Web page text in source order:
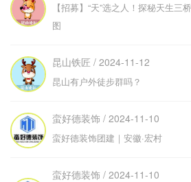
【招募】“天”选之人！探秘天生三
图
昆山铁匠 / 2024-11-12
昆山有户外徒步群吗？
蛮好德装饰 / 2024-11-10
蛮好德装饰团建｜安徽·宏村
蛮好德装饰 / 2024-11-10